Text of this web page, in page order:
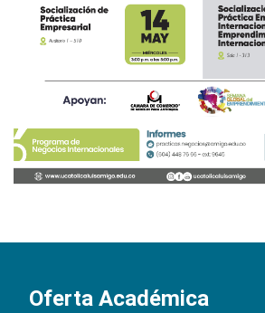
Oferta Académica